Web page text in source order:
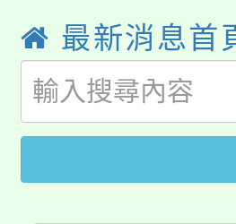
生本土語
公告本校
代理(課)教
公告本校
代理(課)
轉知中國
《TA101
轉知苗栗
最新消息首